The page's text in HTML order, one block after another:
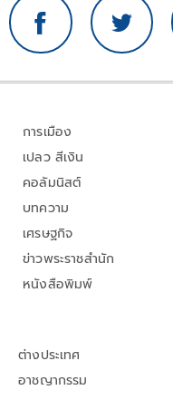
การเมือง
เปลว สีเงิน
คอลัมนิสต์
บทความ
เศรษฐกิจ
ข่าวพระราชสำนัก
หนังสือพิมพ์
ต่างประเทศ
อาชญากรรม